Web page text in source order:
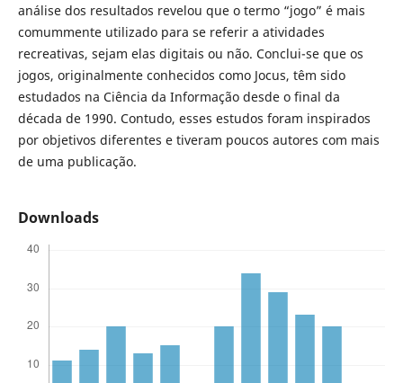
análise dos resultados revelou que o termo “jogo” é mais
comummente utilizado para se referir a atividades
recreativas, sejam elas digitais ou não. Conclui-se que os
jogos, originalmente conhecidos como Jocus, têm sido
estudados na Ciência da Informação desde o final da
década de 1990. Contudo, esses estudos foram inspirados
por objetivos diferentes e tiveram poucos autores com mais
de uma publicação.
Downloads